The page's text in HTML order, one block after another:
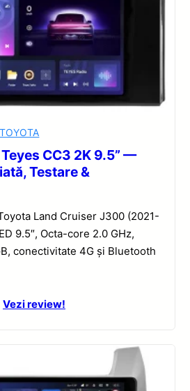
CC3 2K 9.5” —
Testare &
Land Cruiser J300 (2021-
9.5″, Octa-core 2.0 GHz,
conectivitate 4G și Bluetooth
Vezi review!